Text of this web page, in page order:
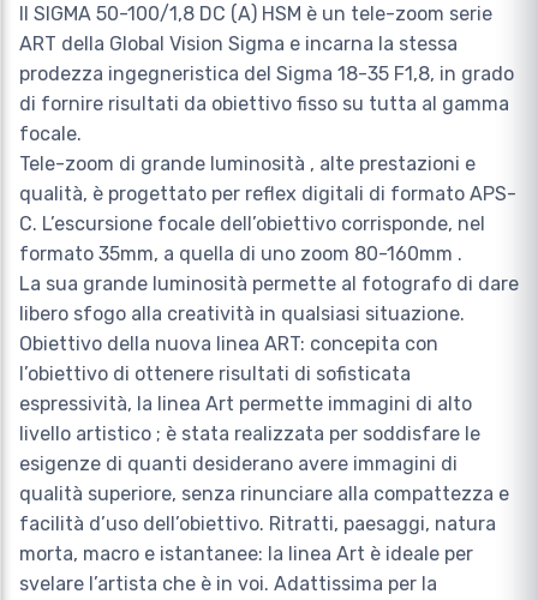
Il SIGMA 50-100/1,8 DC (A) HSM è un tele-zoom serie
ART della Global Vision Sigma e incarna la stessa
prodezza ingegneristica del Sigma 18-35 F1,8, in grado
di fornire risultati da obiettivo fisso su tutta al gamma
focale.
Tele-zoom di grande luminosità , alte prestazioni e
qualità, è progettato per reflex digitali di formato APS-
C. L’escursione focale dell’obiettivo corrisponde, nel
formato 35mm, a quella di uno zoom 80-160mm .
La sua grande luminosità permette al fotografo di dare
libero sfogo alla creatività in qualsiasi situazione.
Obiettivo della nuova linea ART: concepita con
l’obiettivo di ottenere risultati di sofisticata
espressività, la linea Art permette immagini di alto
livello artistico ; è stata realizzata per soddisfare le
esigenze di quanti desiderano avere immagini di
qualità superiore, senza rinunciare alla compattezza e
facilità d’uso dell’obiettivo. Ritratti, paesaggi, natura
morta, macro e istantanee: la linea Art è ideale per
svelare l’artista che è in voi. Adattissima per la